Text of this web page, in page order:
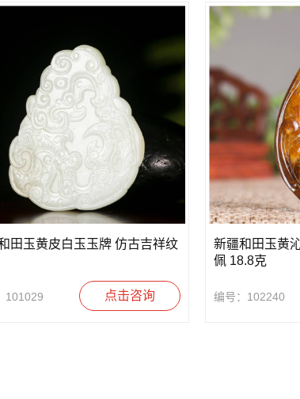
田玉黄皮白玉玉牌 仿古吉祥纹
101029 点击咨询
新疆和田玉黄
佩 18.8克
编号：102240